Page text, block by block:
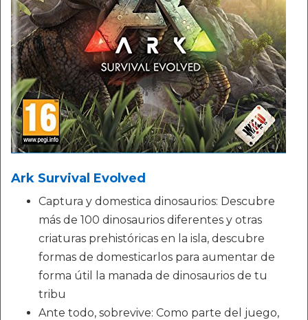
Ark Survival Evolved
Captura y domestica dinosaurios: Descubre
más de 100 dinosaurios diferentes y otras
criaturas prehistóricas en la isla, descubre
formas de domesticarlos para aumentar de
forma útil la manada de dinosaurios de tu
tribu
Ante todo, sobrevive: Como parte del juego,